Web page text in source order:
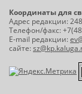
Координаты для
Адрес редакции:
Телефон/факс:
E-mail редакции:
сайте: